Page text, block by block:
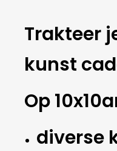
Trakteer
kunst
Op
diverse